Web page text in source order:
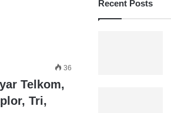
36
Telkom,
Tri,
Recent Posts